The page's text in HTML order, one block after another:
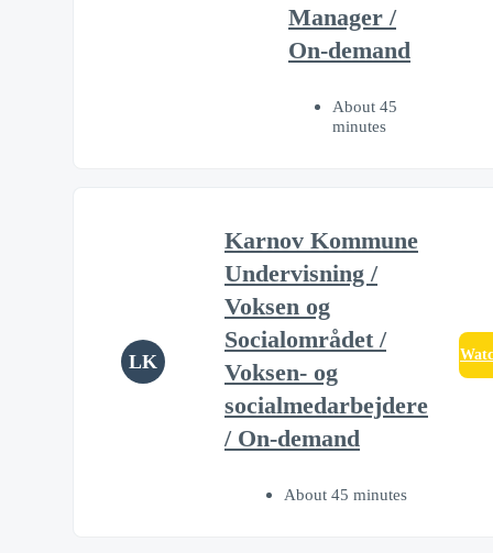
Manager /
On-demand
About 45
minutes
LK
Karnov Kommune
Undervisning /
Voksen og
Socialområdet /
Voksen- og
socialmedarbejdere
/ On-demand
About 45 minutes